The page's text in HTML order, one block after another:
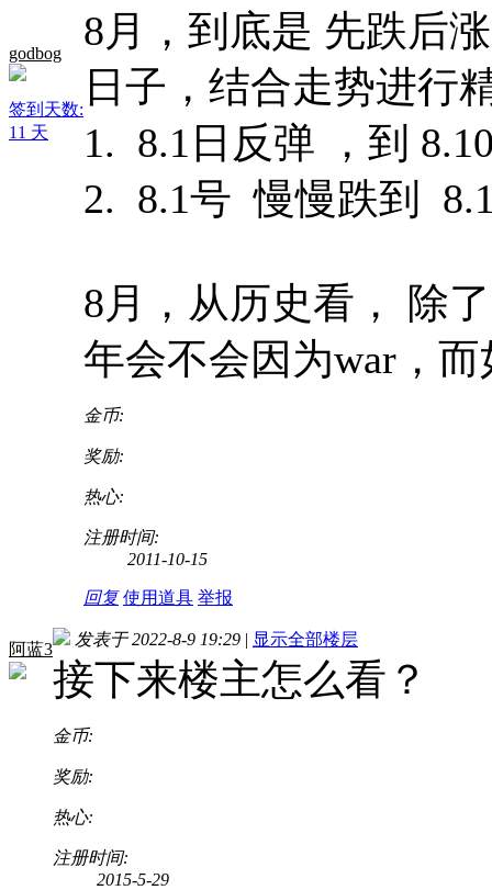
godbog
签到天数:
11 天
8月，到底是 先跌后
日子，结合走势进行
1. 8.1日反弹 ，到
2. 8.1号 慢慢跌到
8月，从历史看， 除
年会不会因为war，而
金币:
奖励:
热心:
注册时间:
2011-10-15
回复 使用道具 举报
阿蓝3
发表于 2022-8-9 19:29 | 显示全部楼层
接下来楼主怎么看？
金币:
奖励:
热心:
注册时间:
2015-5-29